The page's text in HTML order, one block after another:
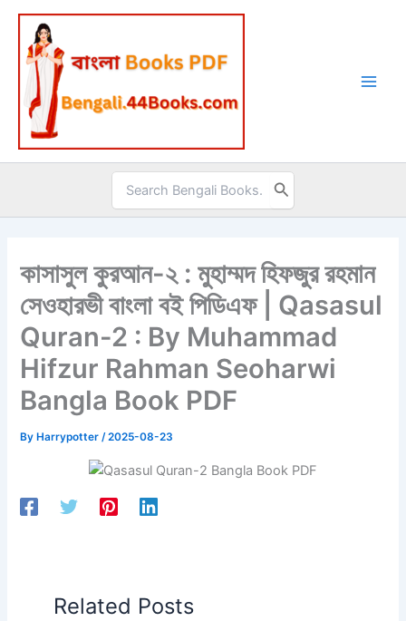
Skip
content
Search
for:
কাসাসুল কুরআন-২ : মুহাম্মদ হিফজুর রহমান
সেওহারভী বাংলা বই পিডিএফ | Qasasul
Quran-2 : By Muhammad
Hifzur Rahman Seoharwi
Bangla Book PDF
By Harrypotter/2025-08-23
Related Posts